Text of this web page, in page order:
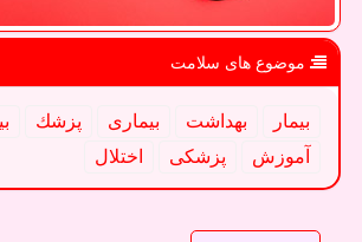
موضوع های سلامت
بیمار بهداشت بیماری پزشك
آموزش
پزشكی اختلال